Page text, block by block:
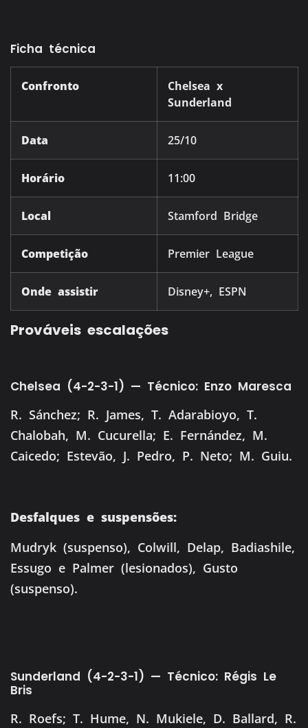
Ficha técnica
Confronto
Chelsea x
Sunderland
Data 25/10
Horário 11:00
Local Stamford Bridge
Competição Premier League
Onde assistir Disney+, ESPN
Prováveis escalações
Chelsea (4-2-3-1) — Técnico: Enzo Maresca
R. Sánchez; R. James, T. Adarabioyo, T.
Chalobah, M. Cucurella; E. Fernández, M.
Caicedo; Estevão, J. Pedro, P. Neto; M. Guiu.
Desfalques e suspensões:
Mudryk (suspenso), Colwill, Delap, Badiashile,
Essugo e Palmer (lesionados), Gusto
(suspenso).
Sunderland (4-2-3-1) — Técnico: Régis Le
Bris
R. Roefs; T. Hume, N. Mukiele, D. Ballard, R.